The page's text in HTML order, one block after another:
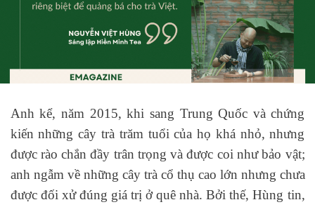
Anh kể, năm 2015, khi sang Trung Quốc và chứng
kiến những cây trà trăm tuổi của họ khá nhỏ, nhưng
được rào chắn đầy trân trọng và được coi như bảo vật;
anh ngẫm về những cây trà cổ thụ cao lớn nhưng chưa
được đối xử đúng giá trị ở quê nhà. Bởi thế, Hùng tin,